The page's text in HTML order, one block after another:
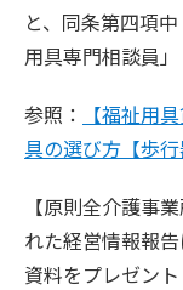
と、同条第四項
用具専門相談員
参照：
【福祉用
具の選び方【歩行
【原則全介護事
れた経営情報報
資料をプレゼント